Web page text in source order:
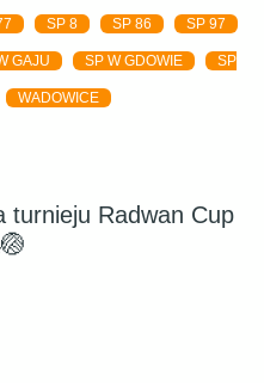
SP 8 SP 86 SP 97
GAJU SP W GDOWIE SP
WADOWICE
turnieju Radwan Cup